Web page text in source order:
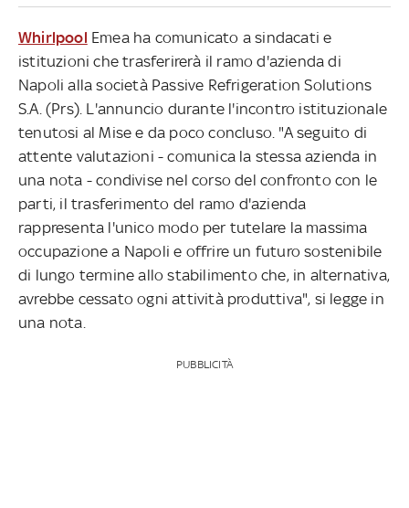
Whirlpool Emea ha comunicato a sindacati e
istituzioni che trasferirerà il ramo d'azienda di
Napoli alla società Passive Refrigeration Solutions
S.A. (Prs). L'annuncio durante l'incontro istituzionale
tenutosi al Mise e da poco concluso. "A seguito di
attente valutazioni - comunica la stessa azienda in
una nota - condivise nel corso del confronto con le
parti, il trasferimento del ramo d'azienda
rappresenta l'unico modo per tutelare la massima
occupazione a Napoli e offrire un futuro sostenibile
di lungo termine allo stabilimento che, in alternativa,
avrebbe cessato ogni attività produttiva", si legge in
una nota.
PUBBLICITÀ